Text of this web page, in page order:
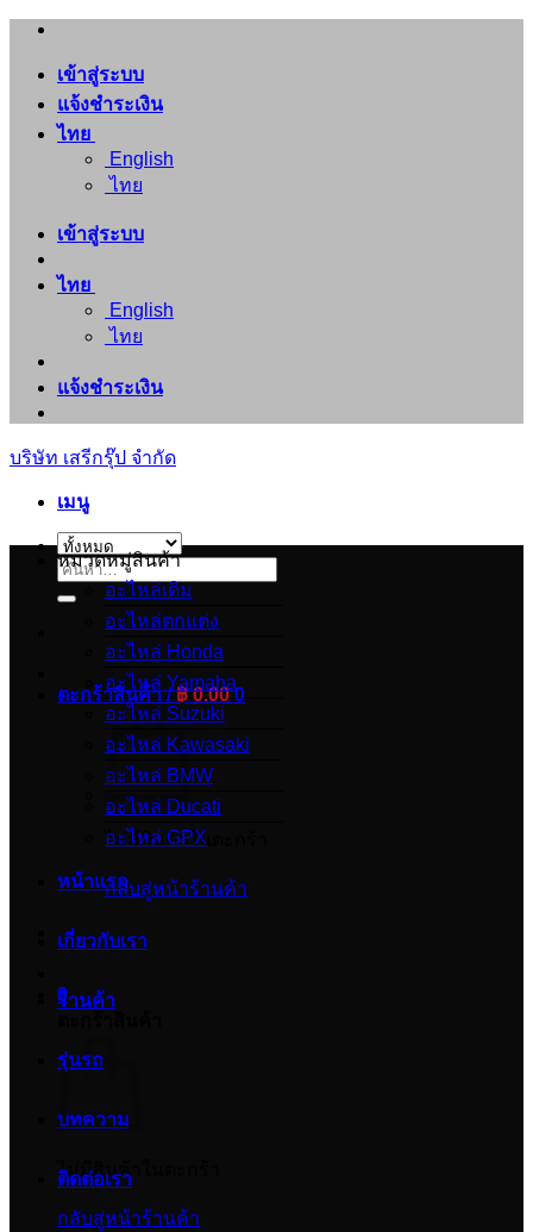
ข้าม
เนื้อหา
เข้าสู่ระบบ
แจ้งชำระเงิน
ไทย
English
ไทย
เข้าสู่ระบบ
ไทย
English
ไทย
แจ้งชำระเงิน
บริษัท เสรีกรุ๊ป จำกัด
เมนู
ค้นหา:
ตะกร้าสินค้า /฿0.00 0
ไม่มีสินค้าในตะกร้า
กลับสู่หน้าร้านค้า
0
ไม่มีสินค้าในตะกร้า
กลับสู่หน้าร้านค้า
หมวดหมู่สินค้า
อะไหล่เดิม
อะไหล่ตกแต่ง
อะไหล่ Honda
อะไหล่ Yamaha
อะไหล่ Suzuki
อะไหล่ Kawasaki
อะไหล่ BMW
อะไหล่ Ducati
อะไหล่ GPX
หน้าแรก
เกี่ยวกับเรา
ร้านค้า
รุ่นรถ
บทความ
ติดต่อเรา